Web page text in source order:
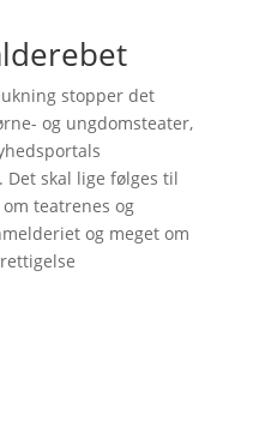
stopper det
og ungdomsteater,
Det skal lige følges til
teatrenes og
og meget om